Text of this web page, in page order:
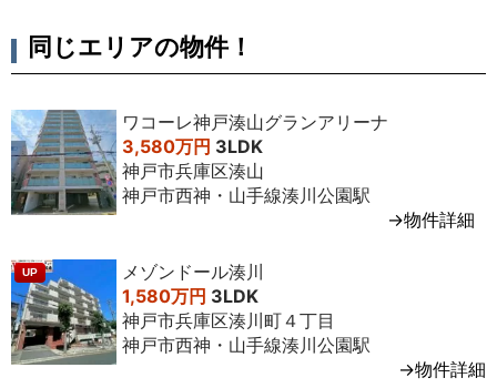
同じエリアの物件！
ワコーレ神戸湊山グランアリーナ
3,580万円 3LDK
神戸市兵庫区湊山
神戸市西神・山手線湊川公園駅
→物件詳細
UP
メゾンドール湊川
1,580万円 3LDK
神戸市兵庫区湊川町４丁目
神戸市西神・山手線湊川公園駅
→物件詳細